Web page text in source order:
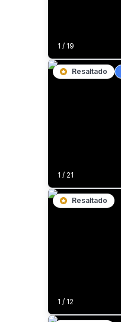
1 / 19
1 / 21
Resaltado
1 / 12
Resaltado